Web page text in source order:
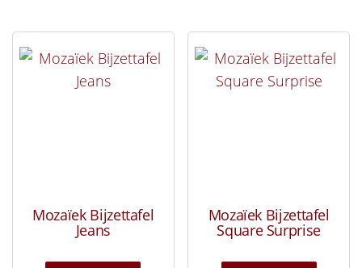
Mozaïek Bijzettafel
Jeans
Mozaïek Bijzettafel
Square Surprise